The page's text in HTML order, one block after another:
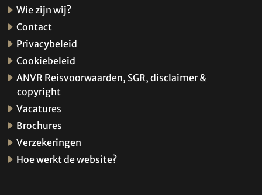
Wie zijn wij?
Contact
Privacybeleid
Cookiebeleid
ANVR Reisvoorwaarden, SGR, disclaimer &
copyright
Vacatures
Brochures
Verzekeringen
Hoe werkt de website?